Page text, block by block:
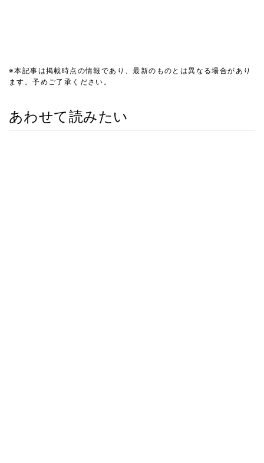
※本記事は掲載時点の情報であり、最新のものとは異なる場合があり
ます。予めご了承ください。
あわせて読みたい